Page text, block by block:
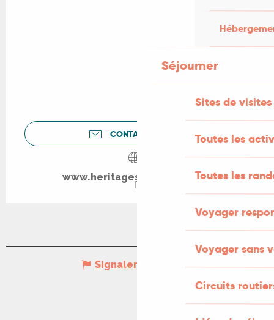
Séjourner
Sites de visites
Toutes les
Toutes les
Voyager
Voyager sans
Circuits
CONTACTEZ-NOUS
www.heritagesdusenechal.fr
Signaler une erreur